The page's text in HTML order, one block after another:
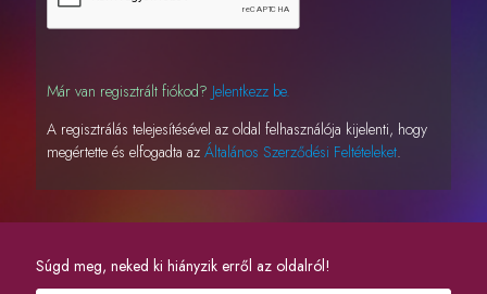
Már van regisztrált fiókod? Jelentkezz be.
A regisztrálás telejesítésével az oldal felhasználója kijelenti, hogy
megértette és elfogadta az Általános Szerződési Feltételeket.
Súgd meg, neked ki hiányzik erről az oldalról!